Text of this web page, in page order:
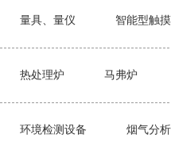
量具、量仪 智能型触
热处理炉 马弗炉
环境检测设备 烟气分